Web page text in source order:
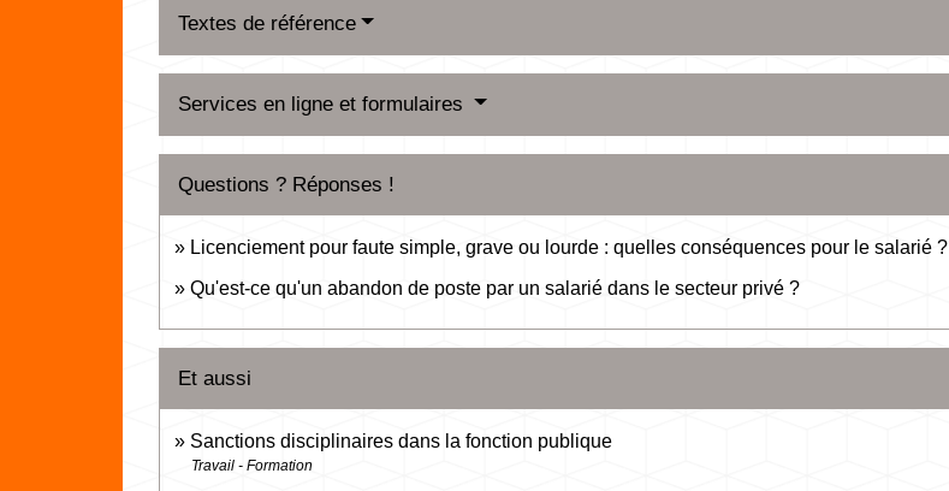
Textes de référence
Services en ligne et formulaires
Questions ? Réponses !
Licenciement pour faute simple, grave ou lourde : quelles conséquences pour le salarié ?
Qu'est-ce qu'un abandon de poste par un salarié dans le secteur privé ?
Et aussi
Sanctions disciplinaires dans la fonction publique
Travail - Formation